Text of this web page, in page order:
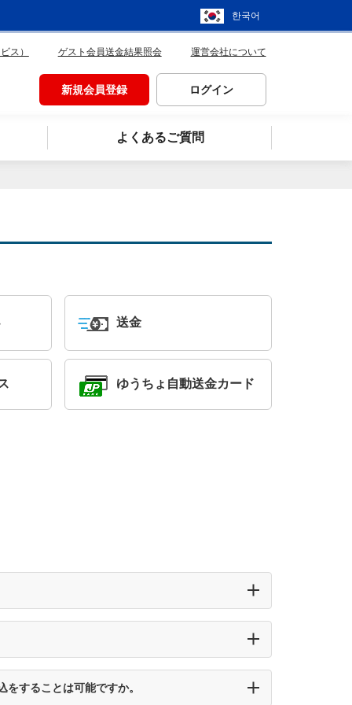
한국어
ス） ゲスト会員送金結果照会 運営会社について
新規会員登録 ログイン
よくあるご質問
送金
ゆうちょ自動送金カード
することは可能ですか。